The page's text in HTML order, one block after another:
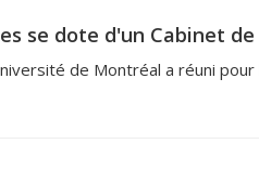
se dote d'un Cabinet
de Montréal a réuni